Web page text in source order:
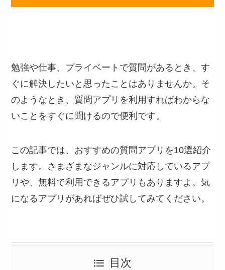
勉強や仕事、プライベートで質問があるとき、す
ぐに解決したいと思ったことはありませんか。そ
のようなとき、質問アプリを利用すればわからな
いことをすぐに聞けるので便利です。
この記事では、おすすめの質問アプリを10選紹介
します。さまざまなジャンルに対応しているアプ
リや、無料で利用できるアプリもありますよ。気
になるアプリがあればぜひ試してみてください。
目次